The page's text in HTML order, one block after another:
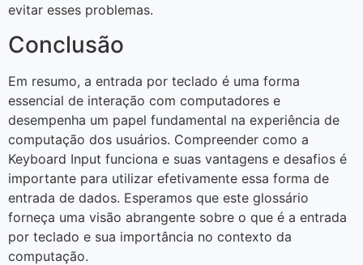
evitar esses problemas.
Conclusão
Em resumo, a entrada por teclado é uma forma
essencial de interação com computadores e
desempenha um papel fundamental na experiência de
computação dos usuários. Compreender como a
Keyboard Input funciona e suas vantagens e desafios é
importante para utilizar efetivamente essa forma de
entrada de dados. Esperamos que este glossário
forneça uma visão abrangente sobre o que é a entrada
por teclado e sua importância no contexto da
computação.